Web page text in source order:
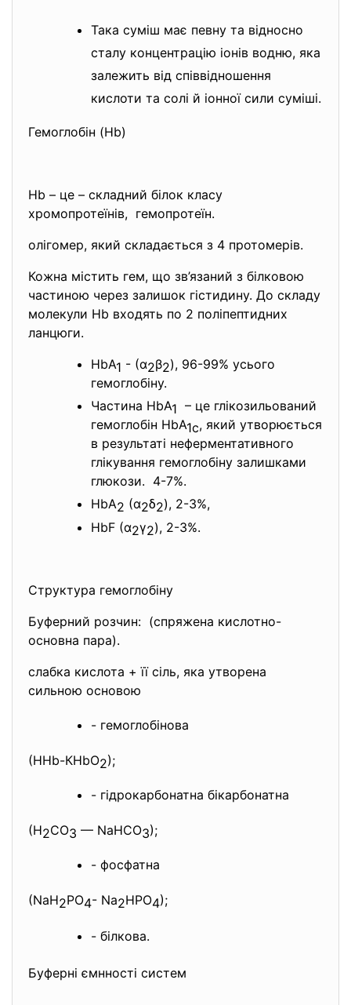
Така суміш має певну та відносно
сталу концентрацію іонів водню, яка
залежить від співвідношення
кислоти та солі й іонної сили суміші.
Гемоглобін (Hb)
Нb – це – складний білок класу
хромопротеїнів, гемопротеїн.
олігомер, який складається з 4 протомерів.
Кожна містить гем, що зв’язаний з білковою
частиною через залишок гістидину. До складу
молекули Hb входять по 2 поліпептидних
ланцюги.
HbА1 - (α2β2), 96-99% усього
гемоглобіну.
Частина HbА1 – це глікозильований
гемоглобін HbА1с, який утворюється
в результаті неферментативного
глікування гемоглобіну залишками
глюкози. 4-7%.
HbА2 (α2δ2), 2-3%,
HbF (α2γ2), 2-3%.
Структура гемоглобіну
Буферний розчин: (спряжена кислотно-
основна пара).
слабка кислота + її сіль, яка утворена
сильною основою
- гемоглобінова
(ННb-КНbО2);
- гідрокарбонатна бікарбонатна
(Н2СО3 — NаНСО3);
- фосфатна
(NaH2PO4- Na2HPO4);
- білкова.
Буферні ємнності систем